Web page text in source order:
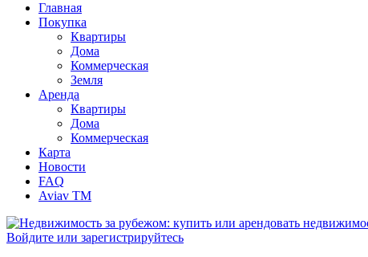
Главная
Покупка
Квартиры
Дома
Коммерческая
Земля
Аренда
Квартиры
Дома
Коммерческая
Карта
Новости
FAQ
Aviav TM
Войдите или зарегистрируйтесь